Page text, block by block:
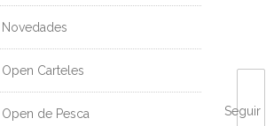
Seguir
Novedades
Open Carteles
Open de Pesca